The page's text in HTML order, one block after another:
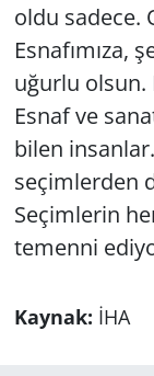
oldu sadece.
Esnafımıza,
uğurlu olsun.
Esnaf ve
bilen
seçimlerden
Seçimlerin
temenni
Kaynak: İHA